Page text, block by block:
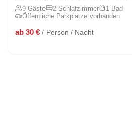
9 Gäste 2 Schlafzimmer
1 Bad
Öffentliche Parkplätze vorhanden
ab 30 € / Person / Nacht